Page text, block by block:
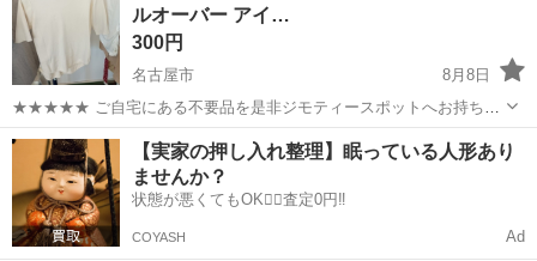
ち込めます！ ※詳細はこ...ルオーバー アイ…
300円
名古屋市
8月8日
★★★★★ ご自宅にある不要品を是非ジモティースポットへお持ち込
みしませんか？ 家電、趣味・スポーツ・レジャー用品、こども用品、
衣料服飾品、生活雑貨、家具、本、CD・DVDなどが無料でまとめて持
ち込めます！ ※詳細はこ...
愛知 名古屋市 カットソー 現地
【実家の押し入れ整理】眠っている人形あり
ませんか？
状態が悪くてもOK🙆‍♀️査定0円‼️
COYASH Ad